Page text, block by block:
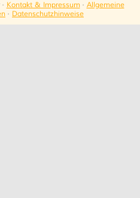
Kontakt & Impressum· Allgemeine
· Datenschutzhinweise